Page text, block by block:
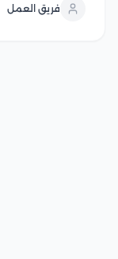
تغطية الرسوم
فريق العمل